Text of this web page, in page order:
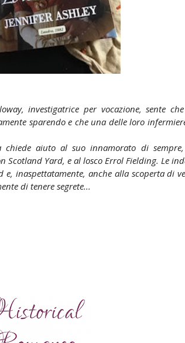
investigatrice per vocazione, sente
sparendo e che una delle loro
chiede aiuto al suo innamorato di
Scotland Yard, e al losco Errol Fielding. Le
inaspettatamente, anche alla scoperta di
di tenere segrete...